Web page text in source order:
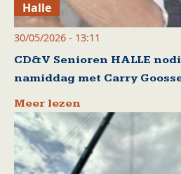
Halle
30/05/2026 - 13:11
CD&V Senioren HALLE
namiddag met Carry
Meer lezen